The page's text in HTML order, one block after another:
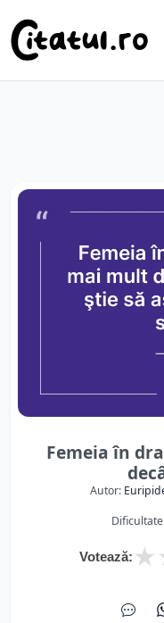
Femeia în
Autor:
Votează: ★